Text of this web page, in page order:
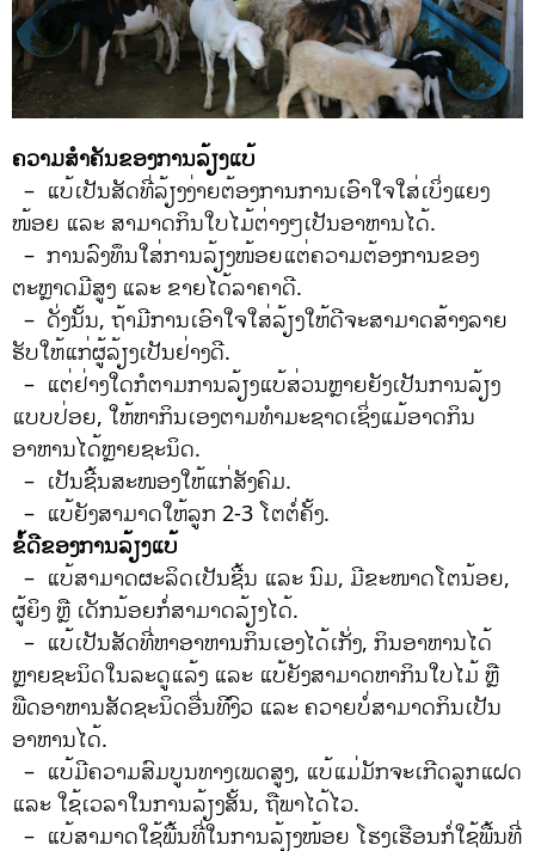
ຄວາມສໍາຄັນຂອງການລ້ຽງແບ້
– ແບ້ເປັນສັດທີ່ລ້ຽງງ່າຍຕ້ອງການການເອົາໃຈໃສ່ເບິ່ງແຍງ
ໜ້ອຍ ແລະ ສາມາດກິນໃບໄມ້ຕ່າງໆເປັນອາຫານໄດ້.
– ການລົງທຶນໃສ່ການລ້ຽງໜ້ອຍແຕ່ຄວາມຕ້ອງການຂອງ
ຕະຫຼາດມີສູງ ແລະ ຂາຍໄດ້ລາຄາດີ.
– ດັ່ງນັ້ນ, ຖ້າມີການເອົາໃຈໃສ່ລ້ຽງໃຫ້ດີຈະສາມາດສ້າງລາຍ
ຮັບໃຫ້ແກ່ຜູ້ລ້ຽງເປັນຢ່າງດີ.
– ແຕ່ຢ່າງໃດກໍຕາມການລ້ຽງແບ້ສ່ວນຫຼາຍຍັງເປັນການລ້ຽງ
ແບບປ່ອຍ, ໃຫ້ຫາກິນເອງຕາມທໍາມະຊາດເຊິ່ງແມ້ອາດກິນ
ອາຫານໄດ້ຫຼາຍຊະນິດ.
– ເປັນຊີ້ນສະໜອງໃຫ້ແກ່ສັງຄົມ.
– ແບ້ຍັງສາມາດໃຫ້ລູກ 2-3 ໂຕຕໍ່ຄັ້ງ.
ຂໍ້ດີຂອງການລ້ຽງແບ້
– ແບ້ສາມາດຜະລິດເປັນຊີ້ນ ແລະ ນົມ, ມີຂະໜາດໂຕນ້ອຍ,
ຜູ້ຍິງ ຫຼື ເດັກນ້ອຍກໍ່ສາມາດລ້ຽງໄດ້.
– ແບ້ເປັນສັດທີ່ຫາອາຫານກິນເອງໄດ້ເກັ່ງ, ກິນອາຫານໄດ້
ຫຼາຍຊະນິດໃນລະດູແລ້ງ ແລະ ແບ້ຍັງສາມາດຫາກິນໃບໄມ້ ຫຼື
ພືດອາຫານສັດຊະນິດອື່ນທີງົວ ແລະ ຄວາຍບໍ່ສາມາດກິນເປັນ
ອາຫານໄດ້.
– ແບ້ມີຄວາມສົມບູນທາງເພດສູງ, ແບ້ແມ່ມັກຈະເກີດລູກແຝດ
ແລະ ໃຊ້ເວລາໃນການລ້ຽງສັ້ນ, ຖືພາໄດ້ໄວ.
– ແບ້ສາມາດໃຊ້ພື້ນທີ່ໃນການລ້ຽງໜ້ອຍ ໂຮງເຮືອນກໍ່ໃຊ້ພື້ນທີ່